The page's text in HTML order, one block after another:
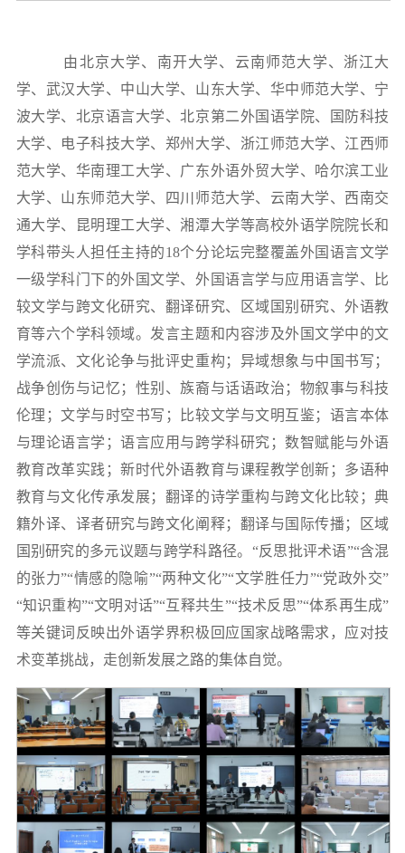
由北京大学、南开大学、云南师范大学、浙江大
学、武汉大学、中山大学、山东大学、华中师范大学、宁
波大学、北京语言大学、北京第二外国语学院、国防科技
大学、电子科技大学、郑州大学、浙江师范大学、江西师
范大学、华南理工大学、广东外语外贸大学、哈尔滨工业
大学、山东师范大学、四川师范大学、云南大学、西南交
通大学、昆明理工大学、湘潭大学等高校外语学院院长和
学科带头人担任主持的18个分论坛完整覆盖外国语言文学
一级学科门下的外国文学、外国语言学与应用语言学、比
较文学与跨文化研究、翻译研究、区域国别研究、外语教
育等六个学科领域。发言主题和内容涉及外国文学中的文
学流派、文化论争与批评史重构；异域想象与中国书写；
战争创伤与记忆；性别、族裔与话语政治；物叙事与科技
伦理；文学与时空书写；比较文学与文明互鉴；语言本体
与理论语言学；语言应用与跨学科研究；数智赋能与外语
教育改革实践；新时代外语教育与课程教学创新；多语种
教育与文化传承发展；翻译的诗学重构与跨文化比较；典
籍外译、译者研究与跨文化阐释；翻译与国际传播；区域
国别研究的多元议题与跨学科路径。“反思批评术语”“含混
的张力”“情感的隐喻”“两种文化”“文学胜任力”“党政外交”
“知识重构”“文明对话”“互释共生”“技术反思”“体系再生成”
等关键词反映出外语学界积极回应国家战略需求，应对技
术变革挑战，走创新发展之路的集体自觉。